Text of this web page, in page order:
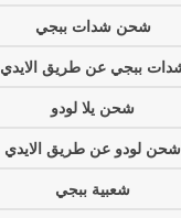
شحن شدات ببجي
ببجي عن طريق الايدي
شحن يلا لودو
شحن لودو عن طريق الايدي
شعبية ببجي